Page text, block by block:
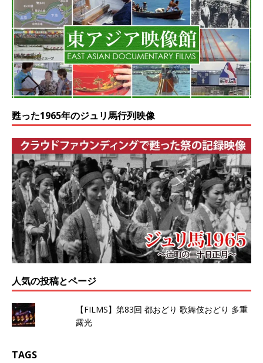
甦った1965年のジュリ馬行列映像
人気の投稿とページ
【FILMS】第83回 都おどり 歌舞伎おどり 多重
露光
TAGS